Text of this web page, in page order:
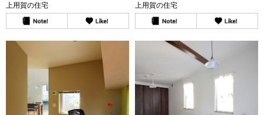
上用賀の住宅 上用賀の住宅